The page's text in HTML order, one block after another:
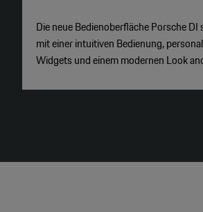
Die neue Bedienoberfläche Porsche
mit einer intuitiven Bedienung,
Widgets und einem modernen Look